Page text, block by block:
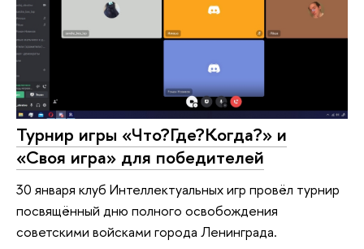
Турнир игры «Что?Где?Когда?» и
«Своя игра» для победителей
30 января клуб Интеллектуальных игр провёл турнир
посвящённый дню полного освобождения
советскими войсками города Ленинграда.